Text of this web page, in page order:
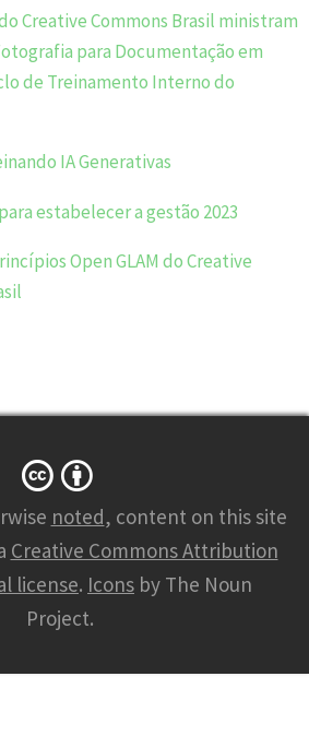
Creative Commons Brasil ministram
para Documentação em
de Treinamento Interno do
IA Generativas
estabelecer a gestão 2023
Open GLAM do Creative
noted, content on this site
Creative Commons Attribution
license. Icons by The Noun
Project.